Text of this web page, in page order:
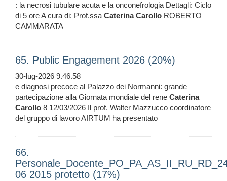
: la necrosi tubulare acuta e la onconefrologia Dettagli: Ciclo
di 5 ore A cura di: Prof.ssaCaterina Carollo ROBERTO
CAMMARATA
65. Public Engagement 2026 (20%)
30-lug-2026 9.46.58
e diagnosi precoce al Palazzo dei Normanni: grande
partecipazione alla Giornata mondiale del rene Caterina
Carollo 8 12/03/2026 Il prof. Walter Mazzucco coordinatore
del gruppo di lavoro AIRTUM ha presentato
66.
06 2015 protetto (17%)